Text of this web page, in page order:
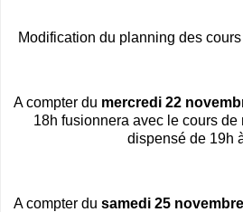
Modification du planning des
A compter du mercredi 22
18h fusionnera avec le cours de
dispensé de 19h
A compter du samedi 25 novembre